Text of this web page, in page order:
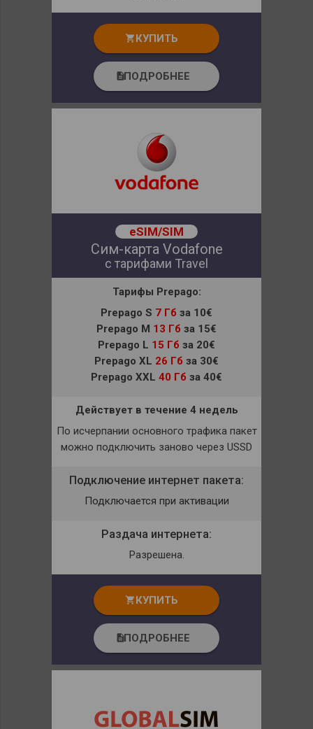
shopping_cart КУПИТЬ
descriptionПОДРОБНЕЕ
eSIM/SIM
Сим-карта Vodafone
с тарифами Travel
Тарифы Prepago:
Prepago S 7 Гб за 10€
Prepago M 13 Гб за 15€
Prepago L 15 Гб за 20€
Prepago XL 26 Гб за 30€
Prepago XXL 40 Гб за 40€
Действует в течение 4 недель
По исчерпании основного трафика пакет
можно подключить заново через USSD
Подключение интернет пакета:
Подключается при активации
Раздача интернета:
Разрешена.
shopping_cart КУПИТЬ
descriptionПОДРОБНЕЕ